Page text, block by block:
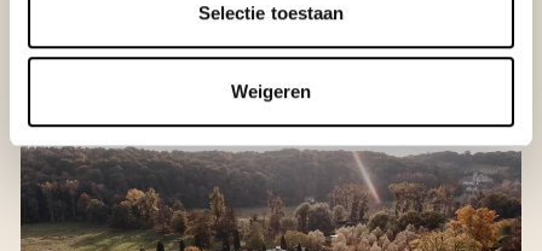
Selectie toestaan
Weigeren
NEEM EEN KIJKJE